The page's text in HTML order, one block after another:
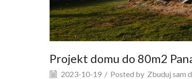
Projekt domu do 80m2
2023-10-19 / Posted by Zbuduj sam